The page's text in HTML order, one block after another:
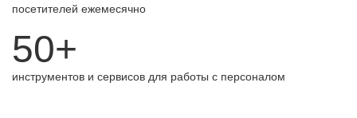
посетителей ежемесячно
50+
инструментов и сервисов для работы с персоналом